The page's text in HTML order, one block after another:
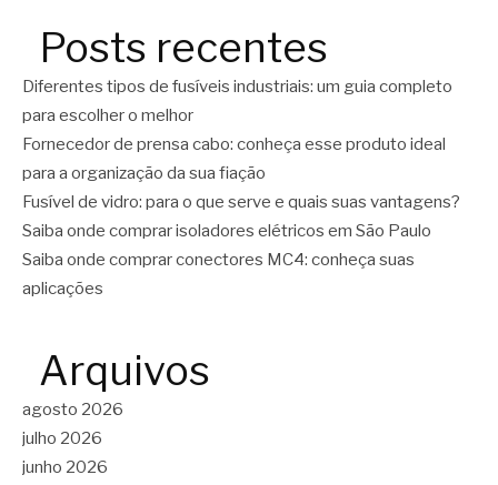
Posts recentes
Diferentes tipos de fusíveis industriais: um guia completo
para escolher o melhor
Fornecedor de prensa cabo: conheça esse produto ideal
para a organização da sua fiação
Fusível de vidro: para o que serve e quais suas vantagens?
Saiba onde comprar isoladores elétricos em São Paulo
Saiba onde comprar conectores MC4: conheça suas
aplicações
Arquivos
agosto 2026
julho 2026
junho 2026